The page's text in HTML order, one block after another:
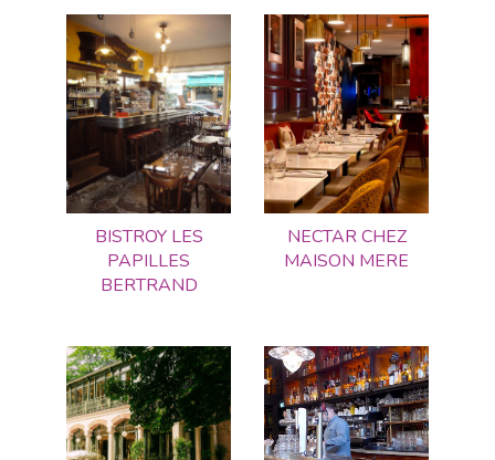
BISTROY LES
PAPILLES
BERTRAND
NECTAR CHEZ
MAISON MERE